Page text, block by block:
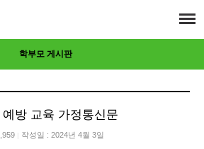
학부모 게시판
방 교육 가정통신문
| 작성일 : 2024년 4월 3일